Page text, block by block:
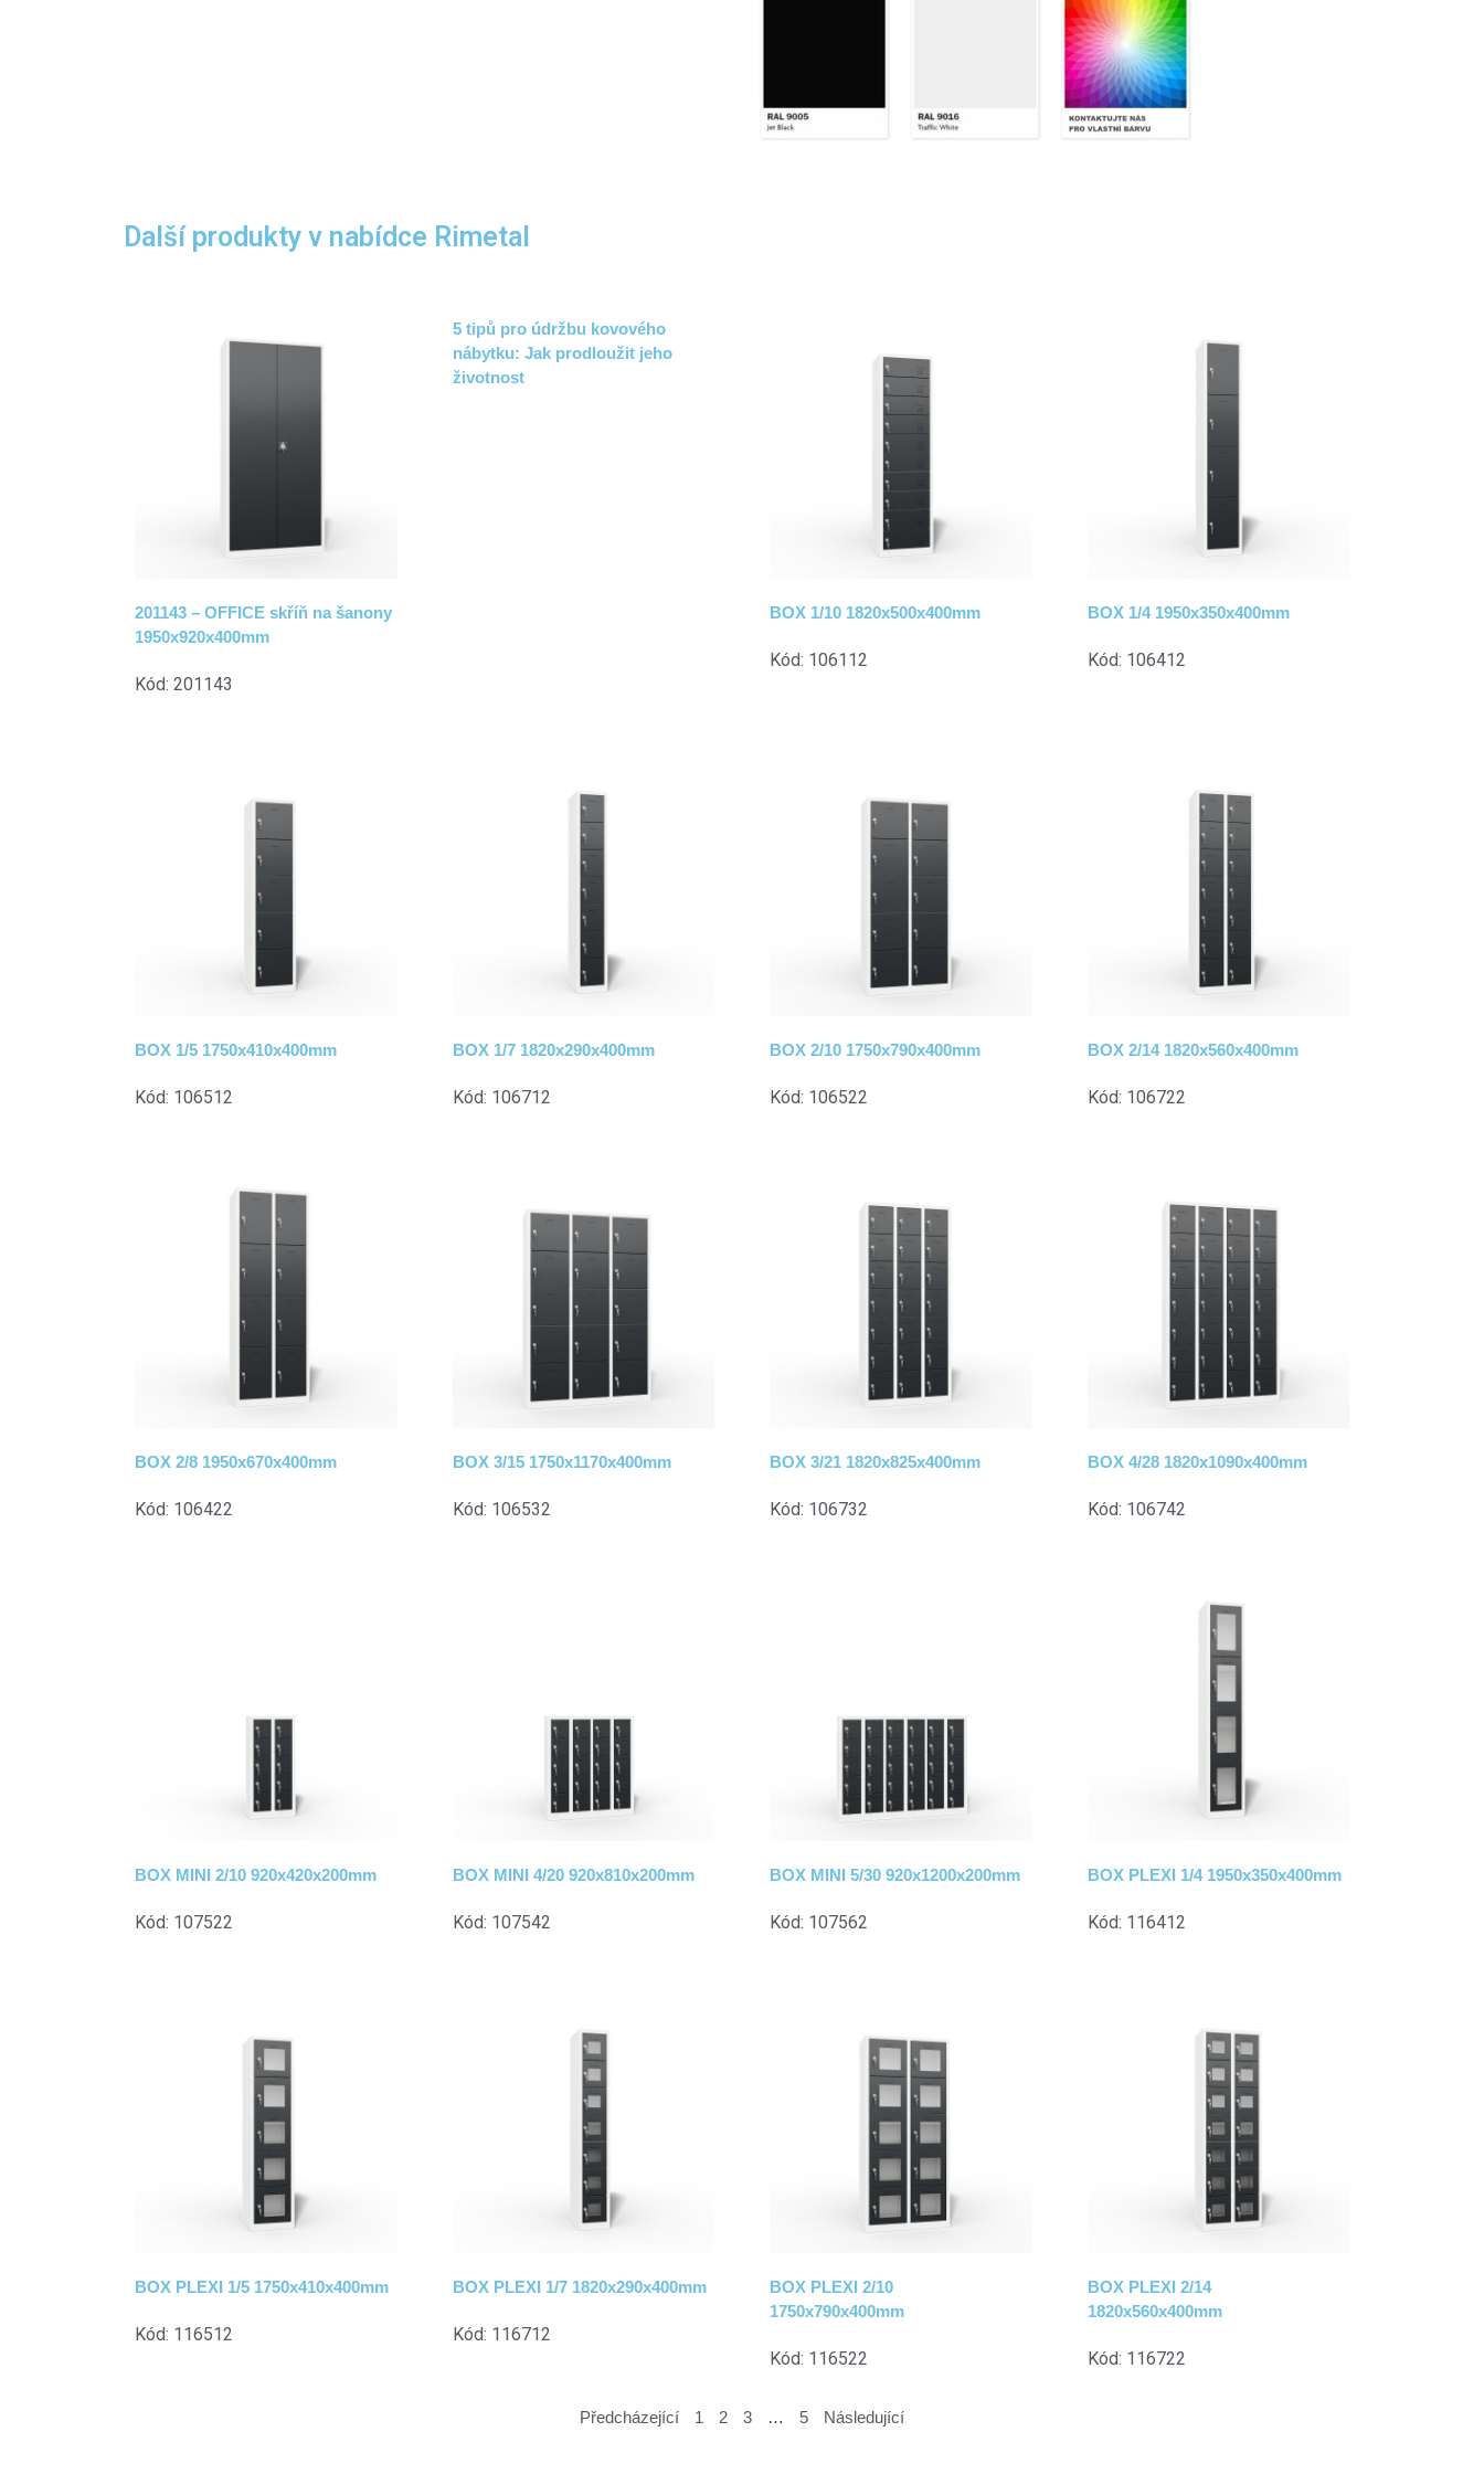
Další produkty v nabídce Rimetal
201143 – OFFICE skříň na šanony
1950x920x400mm
Kód: 201143
5 tipů pro údržbu kovového
nábytku: Jak prodloužit jeho
životnost
BOX 1/10 1820x500x400mm
Kód: 106112
BOX 1/4 1950x350x400mm
Kód: 106412
BOX 1/5 1750x410x400mm
Kód: 106512
BOX 1/7 1820x290x400mm
Kód: 106712
BOX 2/10 1750x790x400mm
Kód: 106522
BOX 2/14 1820x560x400mm
Kód: 106722
BOX 2/8 1950x670x400mm
Kód: 106422
BOX 3/15 1750x1170x400mm
Kód: 106532
BOX 3/21 1820x825x400mm
Kód: 106732
BOX 4/28 1820x1090x400mm
Kód: 106742
BOX MINI 2/10 920x420x200mm
Kód: 107522
BOX MINI 4/20 920x810x200mm
Kód: 107542
BOX MINI 5/30 920x1200x200mm
Kód: 107562
BOX PLEXI 1/4 1950x350x400mm
Kód: 116412
BOX PLEXI 1/5 1750x410x400mm
Kód: 116512
BOX PLEXI 1/7 1820x290x400mm
Kód: 116712
BOX PLEXI 2/10
1750x790x400mm
Kód: 116522
BOX PLEXI 2/14
1820x560x400mm
Kód: 116722
Předcházející 1 2 3 … 5 Následující